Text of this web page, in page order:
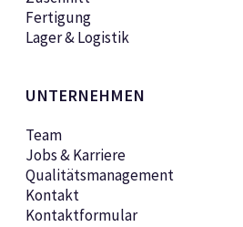
Fertigung
Lager & Logistik
UNTERNEHMEN
Team
Jobs & Karriere
Qualitätsmanagement
Kontakt
Kontaktformular